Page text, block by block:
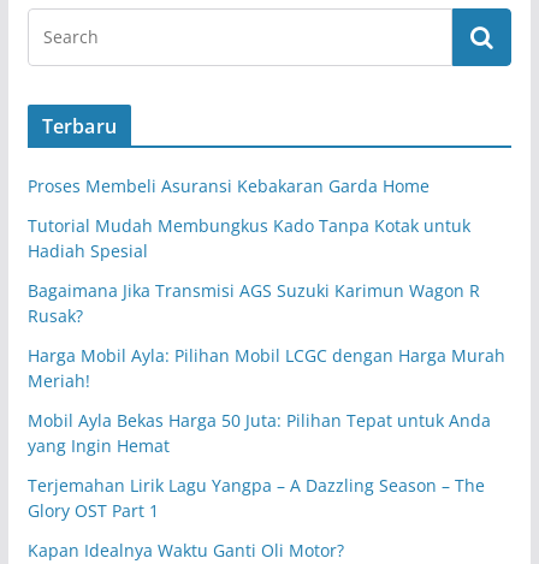
Terbaru
Proses Membeli Asuransi Kebakaran Garda Home
Tutorial Mudah Membungkus Kado Tanpa Kotak untuk
Hadiah Spesial
Bagaimana Jika Transmisi AGS Suzuki Karimun Wagon R
Rusak?
Harga Mobil Ayla: Pilihan Mobil LCGC dengan Harga Murah
Meriah!
Mobil Ayla Bekas Harga 50 Juta: Pilihan Tepat untuk Anda
yang Ingin Hemat
Terjemahan Lirik Lagu Yangpa – A Dazzling Season – The
Glory OST Part 1
Kapan Idealnya Waktu Ganti Oli Motor?